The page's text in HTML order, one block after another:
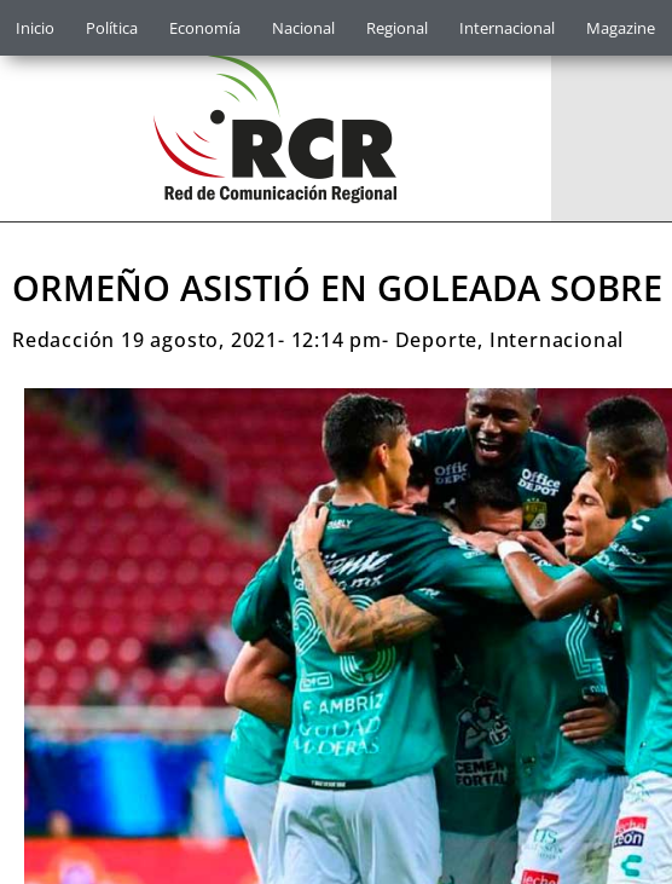
Inicio Política Economía Nacional Regional Internacional Magazine
ORMEÑO ASISTIÓ EN GOLEADA SOBRE
Redacción 19 agosto, 2021- 12:14 pm- Deporte, Internacional